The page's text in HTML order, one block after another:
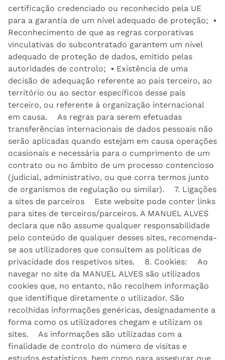
certificação credenciado ou reconhecido pela UE
para a garantia de um nível adequado de proteção; ▪
Reconhecimento de que as regras corporativas
vinculativas do subcontratado garantem um nível
adequado de proteção de dados, emitido pelas
autoridades de controlo; ▪ Existência de uma
decisão de adequação referente ao país terceiro, ao
território ou ao sector específicos desse país
terceiro, ou referente à organização internacional
em causa. As regras para serem efetuadas
transferências internacionais de dados pessoais não
serão aplicadas quando estejam em causa operações
ocasionais e necessária para o cumprimento de um
contrato ou no âmbito de um processo contencioso
(judicial, administrativo, ou que corra termos junto
de organismos de regulação ou similar). 7. Ligações
a sites de parceiros Este website pode conter links
para sites de terceiros/parceiros. A MANUEL ALVES
declara que não assume qualquer responsabilidade
pelo conteúdo de qualquer desses sites, recomenda-
se aos utilizadores que consultem as políticas de
privacidade dos respetivos sites. 8. Cookies: Ao
navegar no site da MANUEL ALVES são utilizados
cookies que, no entanto, não recolhem informação
que identifique diretamente o utilizador. São
recolhidas informações genéricas, designadamente a
forma como os utilizadores chegam e utilizam os
sites. As informações são utilizadas com a
finalidade de controlo do número de visitas e